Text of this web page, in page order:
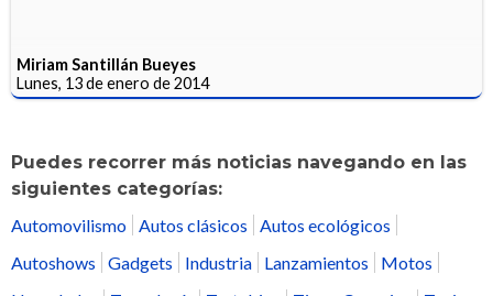
Miriam Santillán Bueyes
Lunes, 13 de enero de 2014
Puedes recorrer más noticias navegando en las
siguientes categorías:
Automovilismo
Autos clásicos
Autos ecológicos
Autoshows
Gadgets Industria Lanzamientos
Motos